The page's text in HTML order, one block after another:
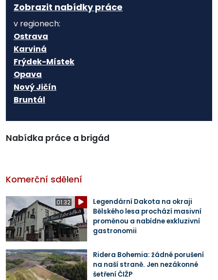
Zobrazit nabídky práce
v regionech:
Ostrava
Karviná
Frýdek-Místek
Opava
Nový Jičín
Bruntál
Nabídka práce a brigád
Komerční sdělení
01:32
Legendární Dakota na okraji
Bělského lesa prochází masivní
proměnou a nabídne exkluzivní
gastronomii
Ridera Bohemia: žádné porušení
na naší straně. Jen nezákonné
šetření ČIŽP